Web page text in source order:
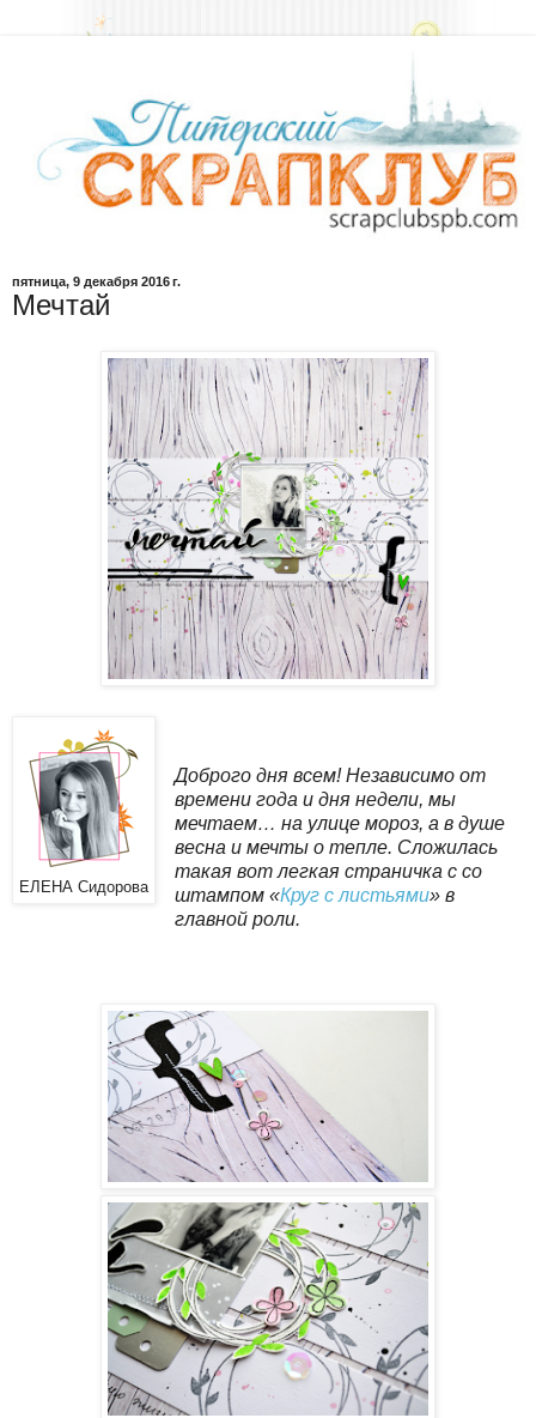
пятница, 9 декабря 2016 г.
Мечтай
ЕЛЕНА Сидорова
Доброго дня всем! Независимо от
времени года и дня недели, мы
мечтаем… на улице мороз, а в душе
весна и мечты о тепле. Сложилась
такая вот легкая страничка с со
штампом «Круг с листьями» в
главной роли.